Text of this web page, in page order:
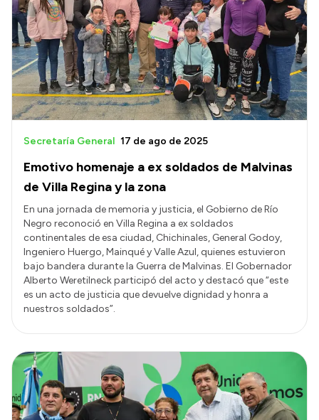
Emotivo homenaje a ex soldados de Malvinas
de Villa Regina y la zona
Secretaría General 17 de ago de 2025
En una jornada de memoria y justicia, el Gobierno de Río
Negro reconoció en Villa Regina a ex soldados
continentales de esa ciudad, Chichinales, General Godoy,
Ingeniero Huergo, Mainqué y Valle Azul, quienes estuvieron
bajo bandera durante la Guerra de Malvinas. El Gobernador
Alberto Weretilneck participó del acto y destacó que “este
es un acto de justicia que devuelve dignidad y honra a
nuestros soldados”.